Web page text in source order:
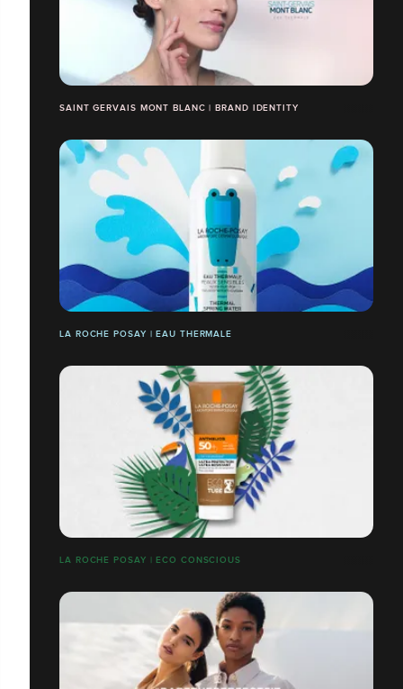
SAINT GERVAIS MONT BLANC | BRAND IDENTITY
LA ROCHE POSAY | EAU THERMALE
LA ROCHE POSAY | ECO CONSCIOUS